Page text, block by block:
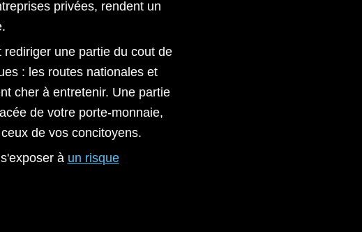
privées, rendent un
une partie du cout de
: les routes nationales et
cher à entretenir. Une partie
de votre porte-monnaie,
de vos concitoyens.
à un risque